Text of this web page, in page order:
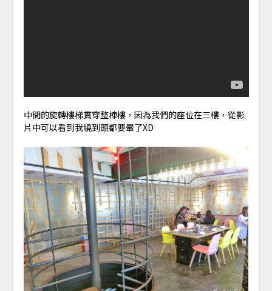
中間的旋轉樓梯貫穿整棟樓，因為我們的座位在三樓，從影
片中可以看到我繞到頭都要暈了XD